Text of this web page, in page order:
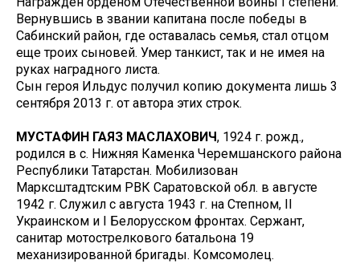
Вернувшись в звании капитана после победы в
Сабинский район, где оставалась семья, стал отцом
еще троих сыновей. Умер танкист, так и не имея на
руках наградного листа.
Сын героя Ильдус получил копию документа лишь 3
сентября 2013 г. от автора этих строк.
МУСТАФИН ГАЯЗ МАСЛАХОВИЧ, 1924 г. рожд.,
родился в с. Нижняя Каменка Черемшанского района
Республики Татарстан. Мобилизован
Марксштадтским РВК Саратовской обл. в августе
1942 г. Служил с августа 1943 г. на Степном, II
Украинском и I Белорусском фронтах. Сержант,
санитар мотострелкового батальона 19
механизированной бригады. Комсомолец.